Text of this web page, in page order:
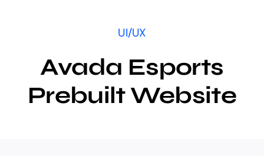
Eventos
UI/UX
Avada Esports
Prebuilt Website